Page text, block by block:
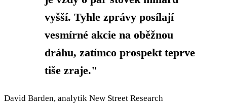
vyšší. Tyhle zprávy posílají
vesmírné akcie na oběžnou
dráhu, zatímco prospekt teprve
tiše zraje."
David Barden, analytik New Street Research